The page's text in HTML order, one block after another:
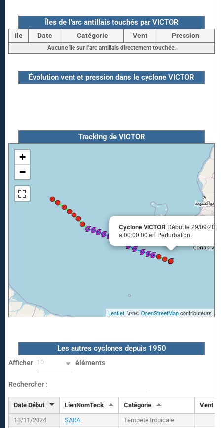
Îles de l'arc antillais touchés par VICTOR
Ile Date Catégorie Vent Pression
Aucune île sur l’arc antillais directement touchée.
Évolution vent et pression dans le cyclone VICTOR
Tracking de VICTOR
Cyclone VICTOR Début le 29/09/
à 00:00:00 en Perturbation.
+
−
Leaflet, \r\n©OpenStreetMapcontributeurs
Les autres cyclones depuis 1950
Afficher 10 éléments
Rechercher :
Date Début LienNomTeck Catégorie Vent (
13/11/2024
SARA
Tempete tropicale